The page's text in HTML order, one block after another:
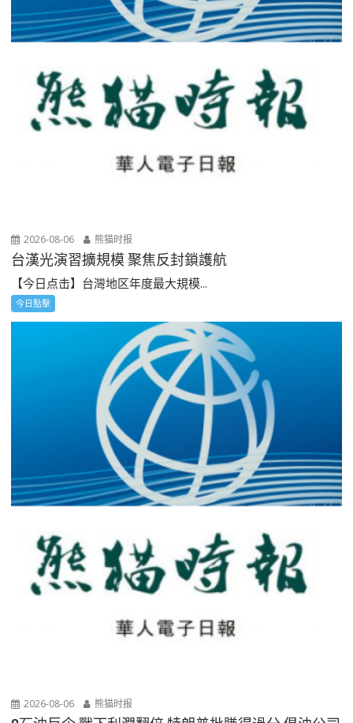
2026-08-06 熊猫时报
台漢光演習擴規模 聚焦反封鎖護航
【今日点击】台灣地区年度最大規模...
今日點擊
2026-08-06 熊猫时报